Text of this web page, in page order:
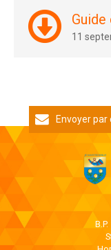
11
Envoyer par